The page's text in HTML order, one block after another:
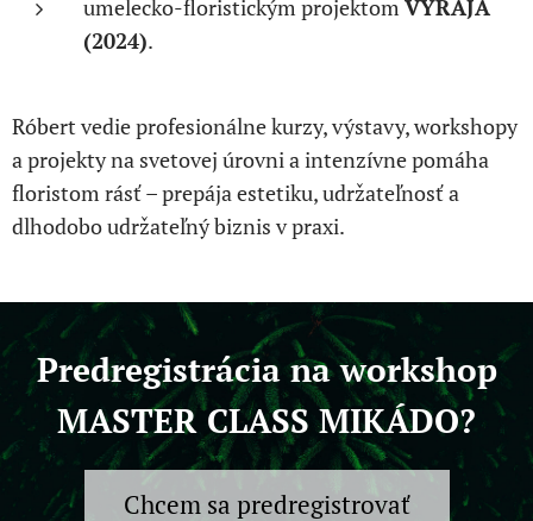
umelecko-floristickým projektom VYRAJA
(2024).
Róbert vedie profesionálne kurzy, výstavy, workshopy
a projekty na svetovej úrovni a intenzívne pomáha
floristom rásť – prepája estetiku, udržateľnosť a
dlhodobo udržateľný biznis v praxi.
Predregistrácia na workshop
MASTER CLASS MIKÁDO?
Chcem sa predregistrovať